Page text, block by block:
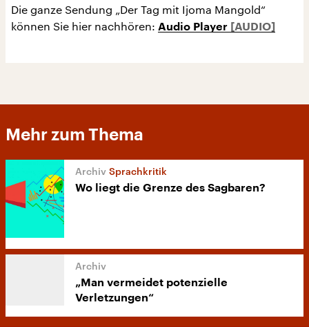
Die ganze Sendung „Der Tag mit Ijoma Mangold“
können Sie hier nachhören: Audio Player
Mehr zum Thema
Sprachkritik
Wo liegt die Grenze des Sagbaren?
„Man vermeidet potenzielle
Verletzungen“